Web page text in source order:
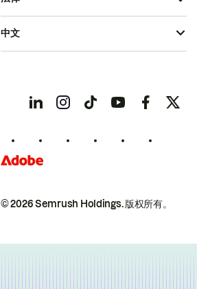
© 2026 Semrush Holdings.版权所有。
中文